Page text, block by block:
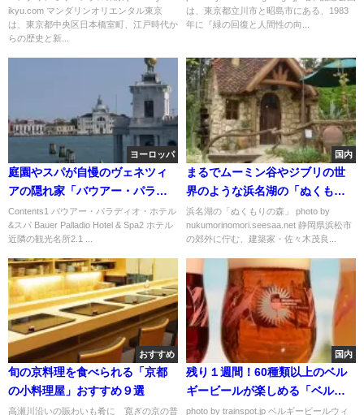
ikyu.com マンダリンオリエンタル東京
は、東京都中央区日本橋室町、江戸時代か
らの歴史と新...
は、東京都立川市と昭島市にある、1983
年に『緑の回復と人間性の向...
ヨーロッパ
庭園やスパが自慢のヴェネツィ
アの隠れ家「バウアー・パラデ
ィオ・ホテル&スパ」
Contents1 バウアー・パラディオ・ホテル
&スパ Bauer Palladio Hotel & Spa2 ホテル
近隣の観光名所2.1 ...
国内
まるでムーミン谷やジブリの世
界のような浜名湖の「ぬくもり
の森」が素敵すぎる♪
浜名湖の「ぬくもりの森」 photo by
nukumorinomori.seesaa.net 静岡県浜松市
の郊外に佇む、建築家・佐々木茂良...
おすすめ
旬の京料理を食べられる「京都
の小料理屋」おすすめ９選
高瀬川沿いの賑わいも肴に 寛ぎの京の普
国内
残り１週間！60種類以上のベル
ギービールが楽しめる「ベルギ
ービールウィークエンド」が六
photo by trainspot.jp ベルギービールウィ